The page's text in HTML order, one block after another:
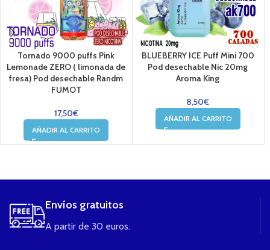
Tornado 9000 puffs Pink
Lemonade ZERO ( limonada de
fresa) Pod desechable Randm
FUMOT
17,50€
AÑADIR AL CARRITO
BLUEBERRY ICE Puff Mini 700
Pod desechable Nic 20mg
Aroma King
8,50€
AÑADIR AL CARRITO
Envíos gratuitos
A partir de 30 euros.